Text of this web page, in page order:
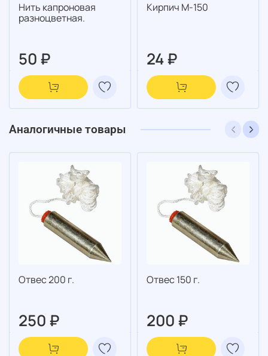
Нить капроновая
разноцветная.
50 ₽
Кирпич М-150
24 ₽
Аналогичные товары
Отвес 200 г.
250 ₽
Отвес 150 г.
200 ₽